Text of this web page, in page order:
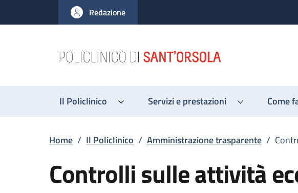
al contenuto principale
to footer content
Redazione
Il Policlinico Servizi e prestazioni Come
Briciole di pane
Home / Il Policlinico / Amministrazione trasparente /
Controlli sulle attività